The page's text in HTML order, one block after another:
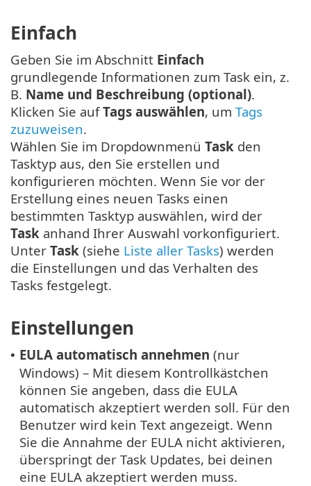
Einfach
Geben Sie im Abschnitt Einfach
grundlegende Informationen zum Task ein, z.
B. Name und Beschreibung (optional).
Klicken Sie aufTags auswählen, um Tags
zuzuweisen.
Wählen Sie im Dropdownmenü Task den
Tasktyp aus, den Sie erstellen und
konfigurieren möchten. Wenn Sie vor der
Erstellung eines neuen Tasks einen
bestimmten Tasktyp auswählen, wird der
Task anhand Ihrer Auswahl vorkonfiguriert.
Unter Task (siehe Liste aller Tasks) werden
die Einstellungen und das Verhalten des
Tasks festgelegt.
Einstellungen
• EULA automatisch annehmen (nur
Windows) – Mit diesem Kontrollkästchen
können Sie angeben, dass die EULA
automatisch akzeptiert werden soll. Für den
Benutzer wird kein Text angezeigt. Wenn
Sie die Annahme der EULA nicht aktivieren,
überspringt der Task Updates, bei deinen
eine EULA akzeptiert werden muss.